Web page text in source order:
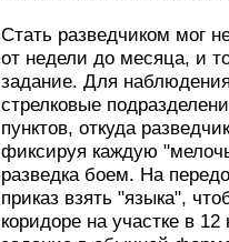
Стать разведчиком мог
от недели до месяца, и
задание. Для
стрелковые
пунктов, откуда
фиксируя каждую
разведка боем. На
приказ взять "языка",
коридоре на участке в